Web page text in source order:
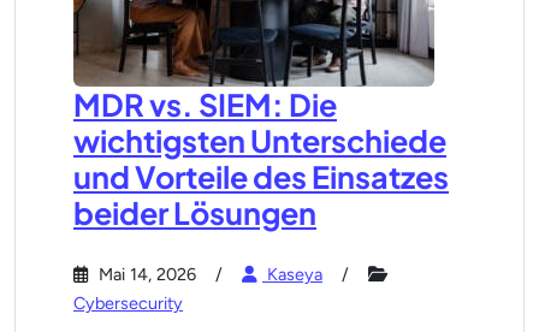
MDR vs. SIEM: Die
wichtigsten Unterschiede
und Vorteile des Einsatzes
beider Lösungen
Mai 14, 2026
Kaseya
Cybersecurity